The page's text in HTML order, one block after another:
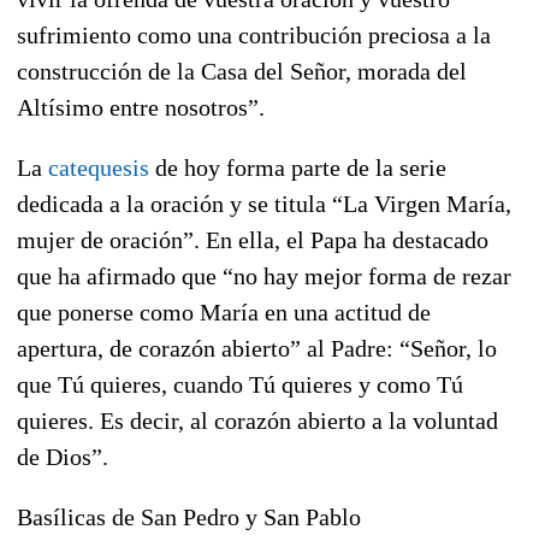
sufrimiento como una contribución preciosa a la
construcción de la Casa del Señor, morada del
Altísimo entre nosotros”.
La catequesis de hoy forma parte de la serie
dedicada a la oración y se titula “La Virgen María,
mujer de oración”. En ella, el Papa ha destacado
que ha afirmado que “no hay mejor forma de rezar
que ponerse como María en una actitud de
apertura, de corazón abierto” al Padre: “Señor, lo
que Tú quieres, cuando Tú quieres y como Tú
quieres. Es decir, al corazón abierto a la voluntad
de Dios”.
Basílicas de San Pedro y San Pablo